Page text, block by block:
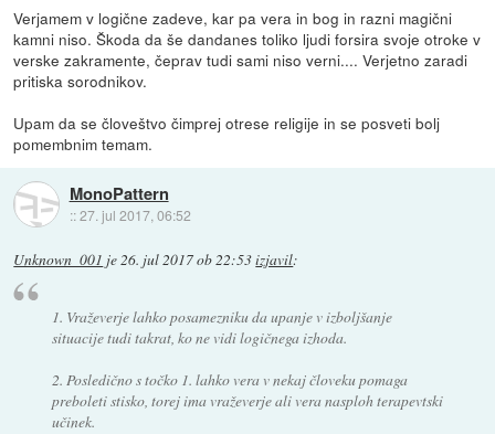
Verjamem v logične zadeve, kar pa vera in bog in razni magični
kamni niso. Škoda da še dandanes toliko ljudi forsira svoje otroke v
verske zakramente, čeprav tudi sami niso verni.... Verjetno zaradi
pritiska sorodnikov.
Upam da se človeštvo čimprej otrese religije in se posveti bolj
pomembnim temam.
MonoPattern
::27. jul 2017, 06:52
Unknown_001 je26. jul 2017 ob 22:53izjavil:
1. Vraževerje lahko posamezniku da upanje v izboljšanje
situacije tudi takrat, ko ne vidi logičnega izhoda.
2. Posledično s točko 1. lahko vera v nekaj človeku pomaga
preboleti stisko, torej ima vraževerje ali vera nasploh terapevtski
učinek.